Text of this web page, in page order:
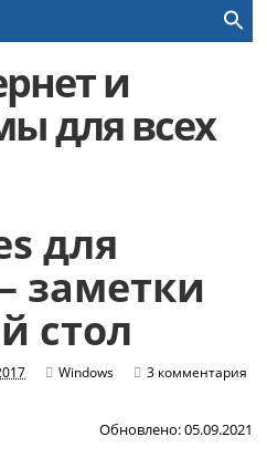
и
для всех
для
заметки
стол
Windows 3 комментария
Обновлено: 05.09.2021